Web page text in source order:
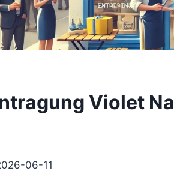
Violet
06-11